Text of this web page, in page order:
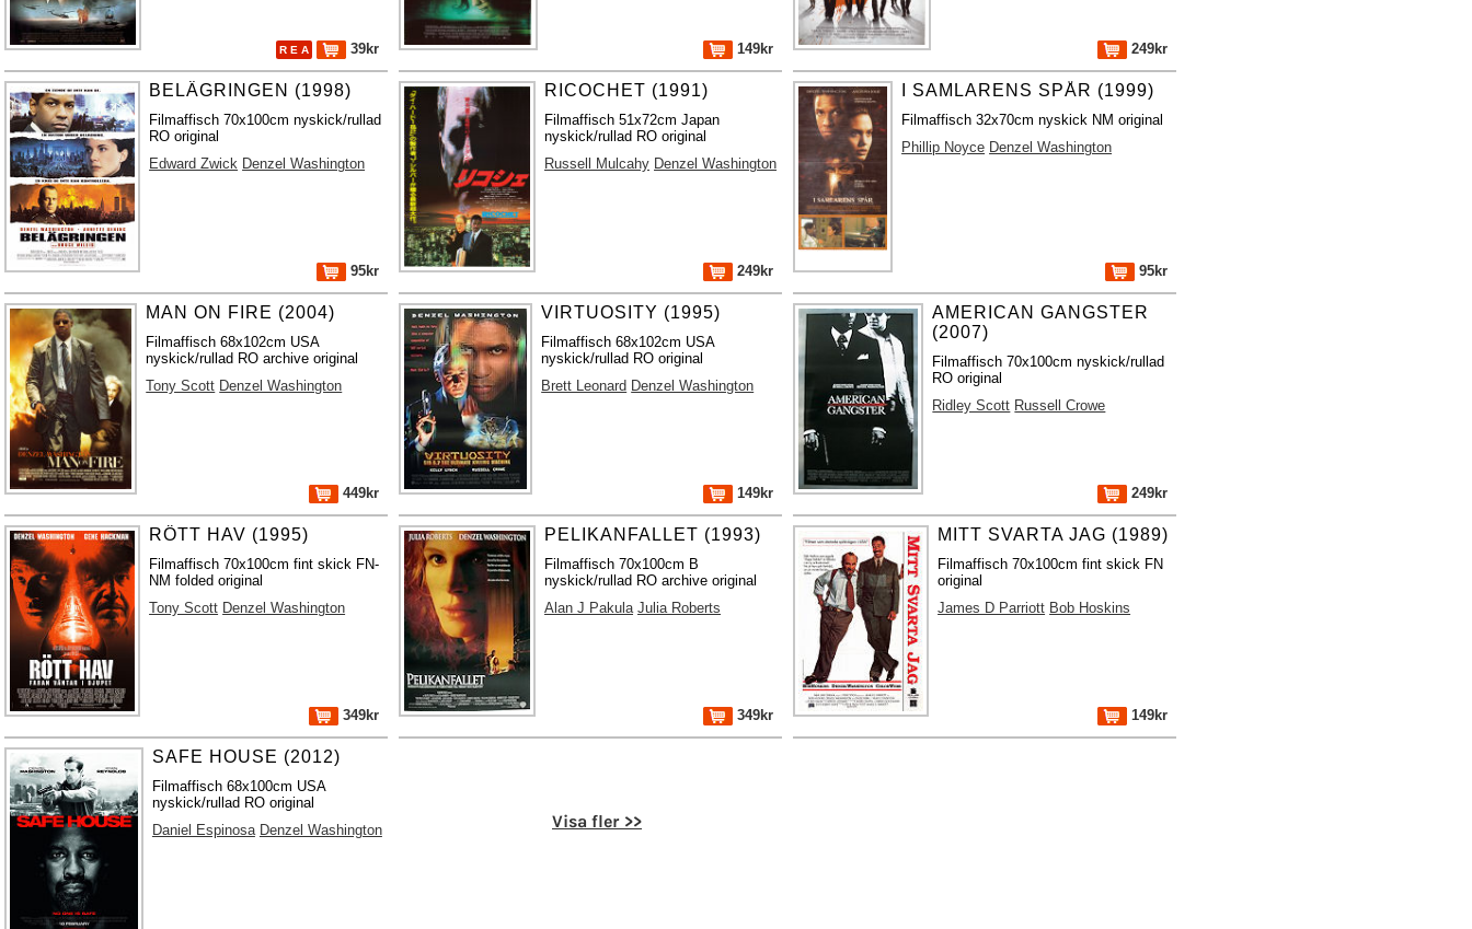
R E A 39kr 149kr 249kr
BELÄGRINGEN (1998)
Filmaffisch 70x100cm nyskick/rullad
RO original
Edward Zwick Denzel Washington
95kr
RICOCHET (1991)
Filmaffisch 51x72cm Japan
nyskick/rullad RO original
Russell Mulcahy Denzel Washington
249kr
I SAMLARENS SPÅR (1999)
Filmaffisch 32x70cm nyskick NM original
Phillip Noyce Denzel Washington
95kr
MAN ON FIRE (2004)
Filmaffisch 68x102cm USA
nyskick/rullad RO archive original
Tony Scott Denzel Washington
449kr
VIRTUOSITY (1995)
Filmaffisch 68x102cm USA
nyskick/rullad RO original
Brett Leonard Denzel Washington
149kr
AMERICAN GANGSTER
(2007)
Filmaffisch 70x100cm nyskick/rullad
RO original
Ridley Scott Russell Crowe
249kr
RÖTT HAV (1995)
Filmaffisch 70x100cm fint skick FN-
NM folded original
Tony Scott Denzel Washington
349kr
PELIKANFALLET (1993)
Filmaffisch 70x100cm B
nyskick/rullad RO archive original
Alan J Pakula Julia Roberts
349kr
MITT SVARTA JAG (1989)
Filmaffisch 70x100cm fint skick FN
original
James D Parriott Bob Hoskins
149kr
SAFE HOUSE (2012)
Filmaffisch 68x100cm USA
nyskick/rullad RO original
Daniel Espinosa Denzel Washington Visa fler >>